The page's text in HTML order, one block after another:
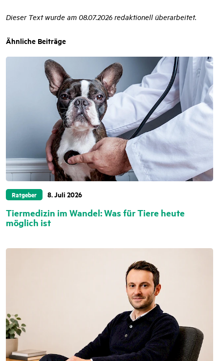
Dieser Text wurde am 08.07.2026 redaktionell überarbeitet.
Ähnliche Beiträge
Ratgeber 8. Juli 2026
Tiermedizin im Wandel: Was für Tiere heute
möglich ist